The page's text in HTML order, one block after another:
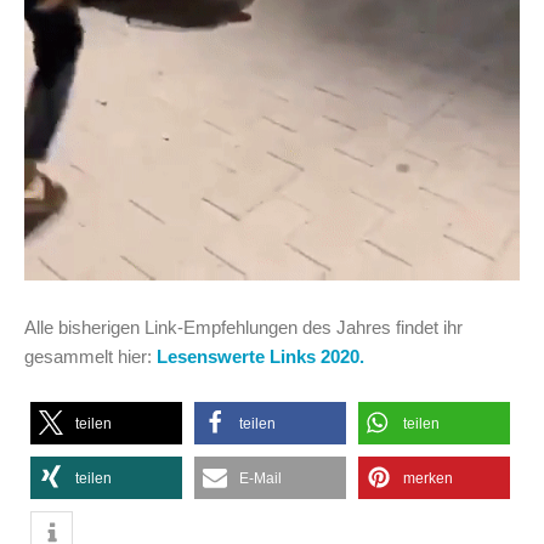
Alle bisherigen Link-Empfehlungen des Jahres findet ihr
gesammelt hier: Lesenswerte Links 2020.
teilen teilen teilen
teilen E-Mail merken